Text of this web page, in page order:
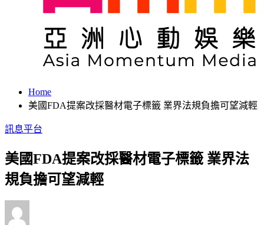
Home
美國FDA提案改採醫材電子標籤 業界法規負擔可望減輕
訊息平台
美國FDA提案改採醫材電子標籤 業界法
規負擔可望減輕